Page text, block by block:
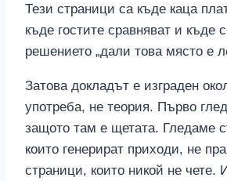
Тези страници са къде каца
къде гостите сравняват и къде
решението „дали това място е
Затова докладът е изграден
употреба, не теория. Първо
защото там е щетата. Гледаме
които генерират приходи, не
страници, които никой не чете.